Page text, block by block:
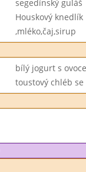
segedínský guláš
Houskový knedlík
,mléko,čaj,sirup
bílý jogurt s
toustový chléb se